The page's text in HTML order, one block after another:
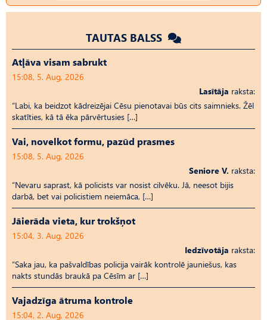
TAUTAS BALSS
Atļāva visam sabrukt
15:08, 5. Aug, 2026
Lasītāja raksta:
“Labi, ka beidzot kādreizējai Cēsu pienotavai būs cits saimnieks. Žēl
skatīties, kā tā ēka pārvērtusies […]
Vai, novelkot formu, pazūd prasmes
15:08, 5. Aug, 2026
Seniore V. raksta:
“Nevaru saprast, kā policists var nosist cilvēku. Jā, neesot bijis
darbā, bet vai policistiem neiemāca, […]
Jāierāda vieta, kur trokšņot
15:04, 3. Aug, 2026
Iedzīvotāja raksta:
“Saka jau, ka pašvaldības policija vairāk kontrolē jauniešus, kas
nakts stundās braukā pa Cēsīm ar […]
Vajadzīga ātruma kontrole
15:04, 2. Aug, 2026